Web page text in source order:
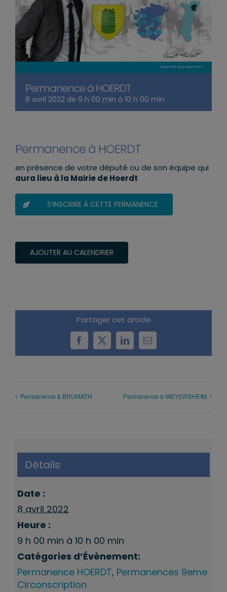
Permanence à HOERDT
8 avril 2022 de 9 h 00 min à 10 h 00 min
Permanence à HOERDT
en présence de votre député ou de son équipe qui
aura lieu à la Mairie de Hoerdt
S’INSCRIRE À CETTE PERMANENCE
AJOUTER AU CALENDRIER
Partager cet article
Facebook
X LinkedInEmail
Permanence à BRUMATH Permanence à WEYERSHEIM
Détails
Date :
8 avril 2022
Heure :
9 h 00 min à 10 h 00 min
Catégories d’Évènement:
Permanence HOERDT, Permanences 9eme
Circonscription